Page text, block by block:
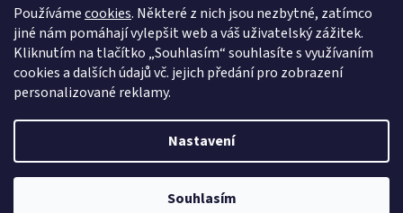
Používámecookies. Některé z nich jsou nezbytné, zatímco
jiné nám pomáhají vylepšit web a váš uživatelský zážitek.
Kliknutím na tlačítko „Souhlasím“ souhlasíte s využívaním
cookies a dalších údajů vč. jejich předání pro zobrazení
personalizované reklamy.
Nastavení
Souhlasím